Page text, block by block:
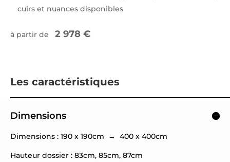
cuirs et nuances disponibles
à partir de 2 978 €
Les caractéristiques
Dimensions
Dimensions : 190 x 190cm → 400 x 400cm
Hauteur dossier : 83cm, 85cm, 87cm